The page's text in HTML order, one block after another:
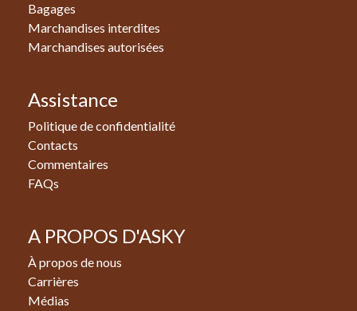
Bagages
Marchandises interdites
Marchandises autorisées
Assistance
Politique de confidentialité
Contacts
Commentaires
FAQs
A PROPOS D'ASKY
À propos de nous
Carrières
Médias